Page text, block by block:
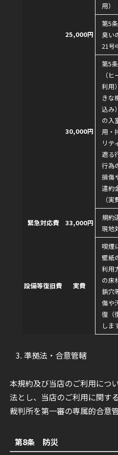
用）
25,000円
第5
臭い
21号
30,000円
第5
（
利用
きな
込み
の入
用・
リテ
遮る
行為
損傷
違約
（
緊急対応費 33,000円
規約
現地
設備等復旧費 実費
喫煙
壁紙
利用
の床
鋲穴
傷や
復（
しま
準拠法・合意管轄
本規約及び当店のご利用につ
法とし、当店のご利用に関す
裁判所を第一審の専属的合意
第8条 防災